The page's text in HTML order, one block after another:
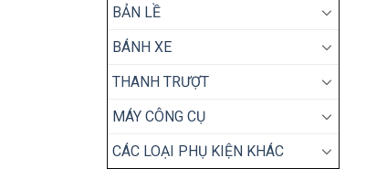
BẢN LỀ
BÁNH XE
THANH TRƯỢT
MÁY CÔNG CỤ
CÁC LOẠI PHỤ KIỆN KHÁC